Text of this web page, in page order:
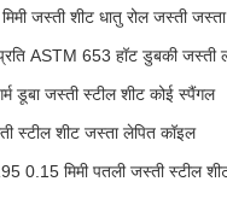
जस्ती शीट धातु रोल जस्ती
ASTM 653 हॉट डुबकी जस्ती
डूबा जस्ती स्टील शीट कोई स्पैंगल
स्टील शीट जस्ता लेपित कॉइल
0.15 मिमी पतली जस्ती स्टील